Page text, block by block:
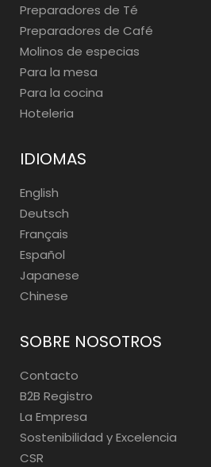
Preparadores de Té
Preparadores de Café
Molinos de especias
Para la mesa
Para la cocina
Hoteleria
IDIOMAS
English
Deutsch
Français
Español
Japanese
Chinese
SOBRE NOSOTROS
Contacto
B2B Registro
La Empresa
Sostenibilidad y Excelencia
CSR